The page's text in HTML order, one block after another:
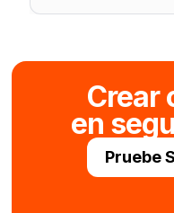
Crear
en
Pruebe